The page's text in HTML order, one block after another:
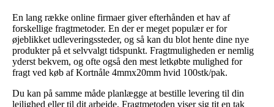
En lang række online firmaer giver efterhånden et hav af
forskellige fragtmetoder. En der er meget populær er for
øjeblikket udleveringssteder, og så kan du blot hente dine nye
produkter på et selvvalgt tidspunkt. Fragtmuligheden er nemlig
yderst bekvem, og ofte også den mest letkøbte mulighed for
fragt ved køb af Kortnåle 4mmx20mm hvid 100stk/pak.
Du kan på samme måde planlægge at bestille levering til din
lejlighed eller til dit arbejde. Fragtmetoden viser sig tit en tak